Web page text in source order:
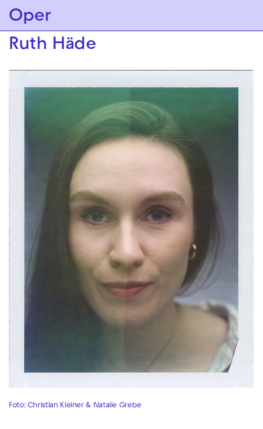
Zur Hauptnavigation springen
Zum Hauptinhalt springen
Oper
Ruth Häde
Foto: Christian Kleiner & Natalie Grebe